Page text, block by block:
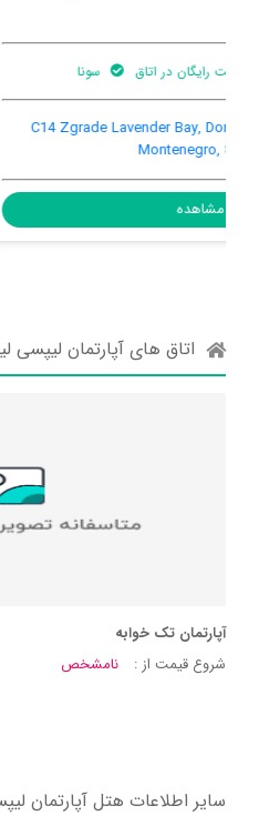
تهویه کننده هوا
Morinj, Montenegro, 85338
اتاق های آپارتمان لیپسی
آپارتمان تک خوابه
شروع قیمت از :
نامشخص
سایر اطلاعات هتل آپارتمان